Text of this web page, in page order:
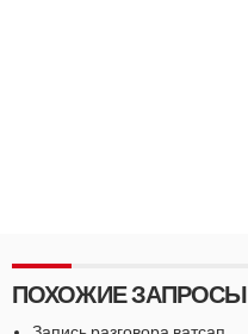
ПОХОЖИЕ ЗАПРОСЫ